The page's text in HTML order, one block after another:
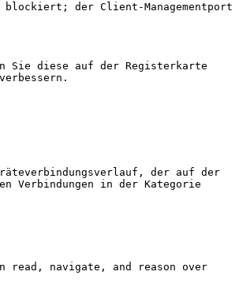
der Client-Managementport
Sie diese auf der Registerkarte
der auf der
Verbindungen in der Kategorie
read, navigate, and reason over